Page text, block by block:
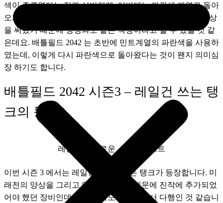
색이 주류였다는 점과 상반되게, 이번에는 파란색 계열로 돌아
오게 되었습니다. 배틀필드 3 이래로 파란색 틴트 계열의 색상
을 써왔기 때문에 상징과도 같은 색상이라고 할 수 있을 것 같
은데요. 배틀필드 2042 는 초반에 민트계열의 파란색을 사용하
였는데, 이렇게 다시 파란색으로 돌아왔다는 것이 왠지 의미심
장 하기도 합니다.
배틀필드 2042 시즌3 – 레일건 쓰는 탱
크의 등장?
레일건과 새로운 스페셜리스트
이번 시즌 3 에서는 레일건을 사용하는 탱크가 등장합니다. 미
래전의 양상을 그리고 있는 게임이기 때문에 진작에 추가되었
어야 했던 장비인데요. 이제라도 추가되어서 다행인 것 같습니